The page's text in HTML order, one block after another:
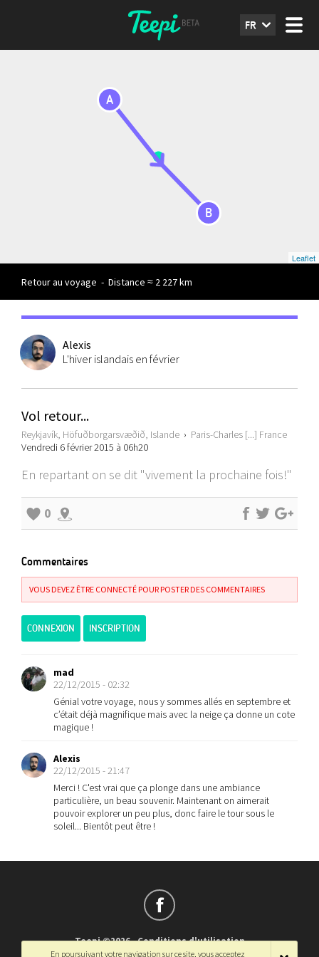
FR
A
B
Leaflet
Retour au voyage - Distance ≈ 2 227 km
Alexis
L'hiver islandais en février
Vol retour...
Reykjavík, Höfuðborgarsvæðið, Islande › Paris-Charles [...] France
Vendredi 6 février 2015 à 06h20
En repartant on se dit "vivement la prochaine fois!"
0
Commentaires
VOUS DEVEZ ÊTRE CONNECTÉ POUR POSTER DES COMMENTAIRES
CONNEXION INSCRIPTION
mad
22/12/2015 - 02:32
Génial votre voyage, nous y sommes allés en septembre et
c’était déjà magnifique mais avec la neige ça donne un cote
magique !
Alexis
22/12/2015 - 21:47
Merci ! C'est vrai que ça plonge dans une ambiance
particulière, un beau souvenir. Maintenant on aimerait
pouvoir explorer un peu plus, donc faire le tour sous le
soleil... Bientôt peut être !
Teepi ©2026-Conditions d'utilisation
En poursuivant votre navigation sur ce site, vous acceptez